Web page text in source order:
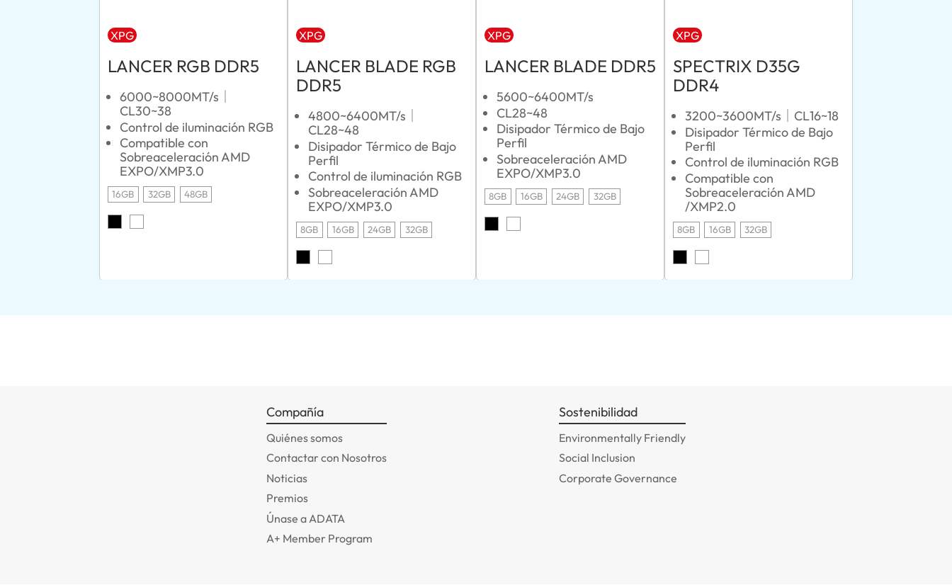
XPG
LANCER RGB DDR5
6000~8000MT/s｜
CL30~38
Control de iluminación RGB
Compatible con
Sobreaceleración AMD
EXPO/XMP3.0
16GB 32GB 48GB
XPG
LANCER BLADE RGB
DDR5
4800~6400MT/s｜
CL28~48
Disipador Térmico de Bajo
Perfil
Control de iluminación RGB
Sobreaceleración AMD
EXPO/XMP3.0
8GB 16GB 24GB 32GB
XPG
LANCER BLADE DDR5
5600~6400MT/s
CL28~48
Disipador Térmico de Bajo
Perfil
Sobreaceleración AMD
EXPO/XMP3.0
8GB 16GB 24GB 32GB
XPG
SPECTRIX D35G
DDR4
3200~3600MT/s｜CL16~18
Disipador Térmico de Bajo
Perfil
Control de iluminación RGB
Compatible con
Sobreaceleración AMD
/XMP2.0
8GB 16GB 32GB
Compañía
Quiénes somos
Contactar con Nosotros
Noticias
Premios
Únase a ADATA
A+ Member Program
Sostenibilidad
Environmentally Friendly
Social Inclusion
Corporate Governance